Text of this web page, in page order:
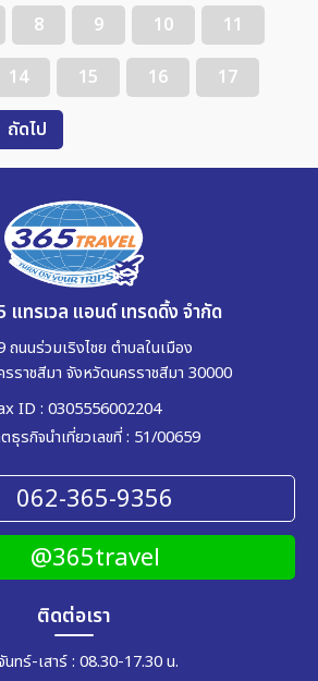
8 9 10
11
14 15 16
17
ถัดไป
แทรเวล แอนด์ เทรดดิ้ง จำกัด
ถนนร่วมเริงไชย ตำบลในเมือง
รราชสีมา จังหวัดนครราชสีมา 30000
ID : 0305556002204
ธุรกิจนำเที่ยวเลขที่ : 51/00659
062-365-9356
@365travel
ติดต่อเรา
นทร์-เสาร์ : 08.30-17.30 น.